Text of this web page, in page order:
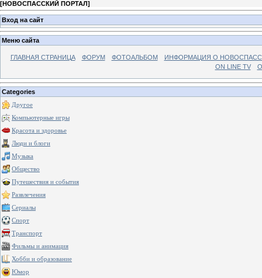
[НОВОСПАССКИЙ ПОРТАЛ]
Вход на сайт
Меню сайта
ГЛАВНАЯ СТРАНИЦА ФОРУМ ФОТОАЛЬБОМ
ИНФОРМАЦИЯ О
ON LINE TV
Categories
Другое
Компьютерные игры
Красота и здоровье
Люди и блоги
Музыка
Общество
Путешествия и события
Развлечения
Сериалы
Спорт
Транспорт
Фильмы и анимация
Хобби и образование
Юмор